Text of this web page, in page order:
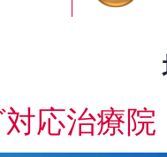
応治療院